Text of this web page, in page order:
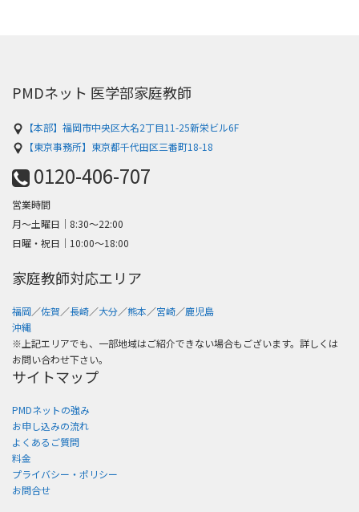
PMDネット 医学部家庭教師
【本部】福岡市中央区大名2丁目11-25新栄ビル6F
【東京事務所】東京都千代田区三番町18-18
0120-406-707
営業時間
月～土曜日│8:30〜22:00
日曜・祝日│10:00〜18:00
家庭教師対応エリア
福岡／佐賀／長崎／大分／熊本／宮崎／鹿児島
沖縄
※上記エリアでも、一部地域はご紹介できない場合もございます。詳しくは
お問い合わせ下さい。
サイトマップ
PMDネットの強み
お申し込みの流れ
よくあるご質問
料金
プライバシー・ポリシー
お問合せ